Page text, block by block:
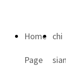
Home
Page
chi